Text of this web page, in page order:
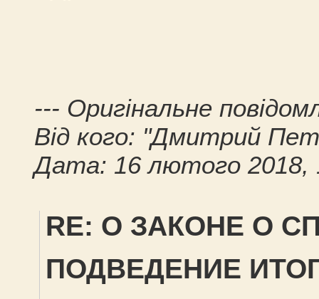
--- Оригінальне
Від кого: "Дмитрий
Дата: 16 лютого 2018,
RE: О ЗАКОНЕ О
ПОДВЕДЕНИЕ